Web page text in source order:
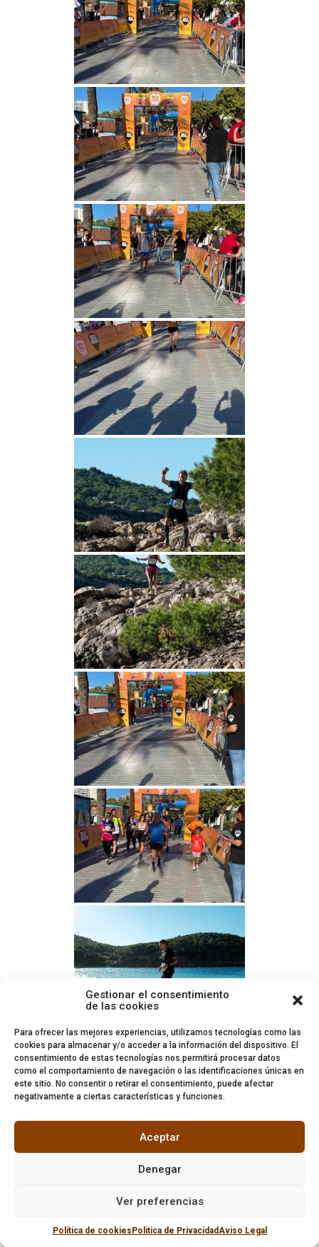
Gestionar el consentimiento
de las cookies
Para ofrecer las mejores experiencias, utilizamos tecnologías como las
cookies para almacenar y/o acceder a la información del dispositivo. El
consentimiento de estas tecnologías nos permitirá procesar datos
como el comportamiento de navegación o las identificaciones únicas en
este sitio. No consentir o retirar el consentimiento, puede afectar
negativamente a ciertas características y funciones.
Aceptar
Denegar
Ver preferencias
Política de cookies Politica de PrivacidadAviso Legal